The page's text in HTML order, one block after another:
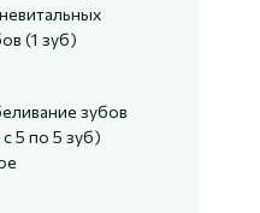
(1 зуб)
зубов
5 по 5 зуб)